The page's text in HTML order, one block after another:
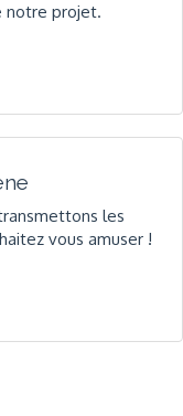
notre projet.
les
vous amuser !